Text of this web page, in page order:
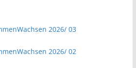
2026/ 03
2026/ 02